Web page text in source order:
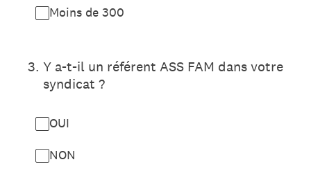
Moins de 300
3. Y a-t-il un référent ASS FAM dans votre
syndicat ?
OUI
NON